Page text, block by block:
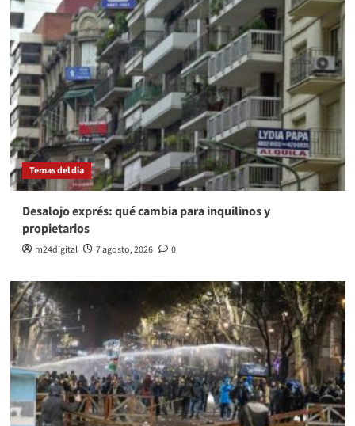
Temas del dia
Desalojo exprés: qué cambia para inquilinos y
propietarios
m24digital 7 agosto, 2026 0